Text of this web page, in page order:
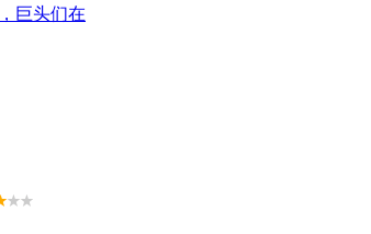
巨头们在